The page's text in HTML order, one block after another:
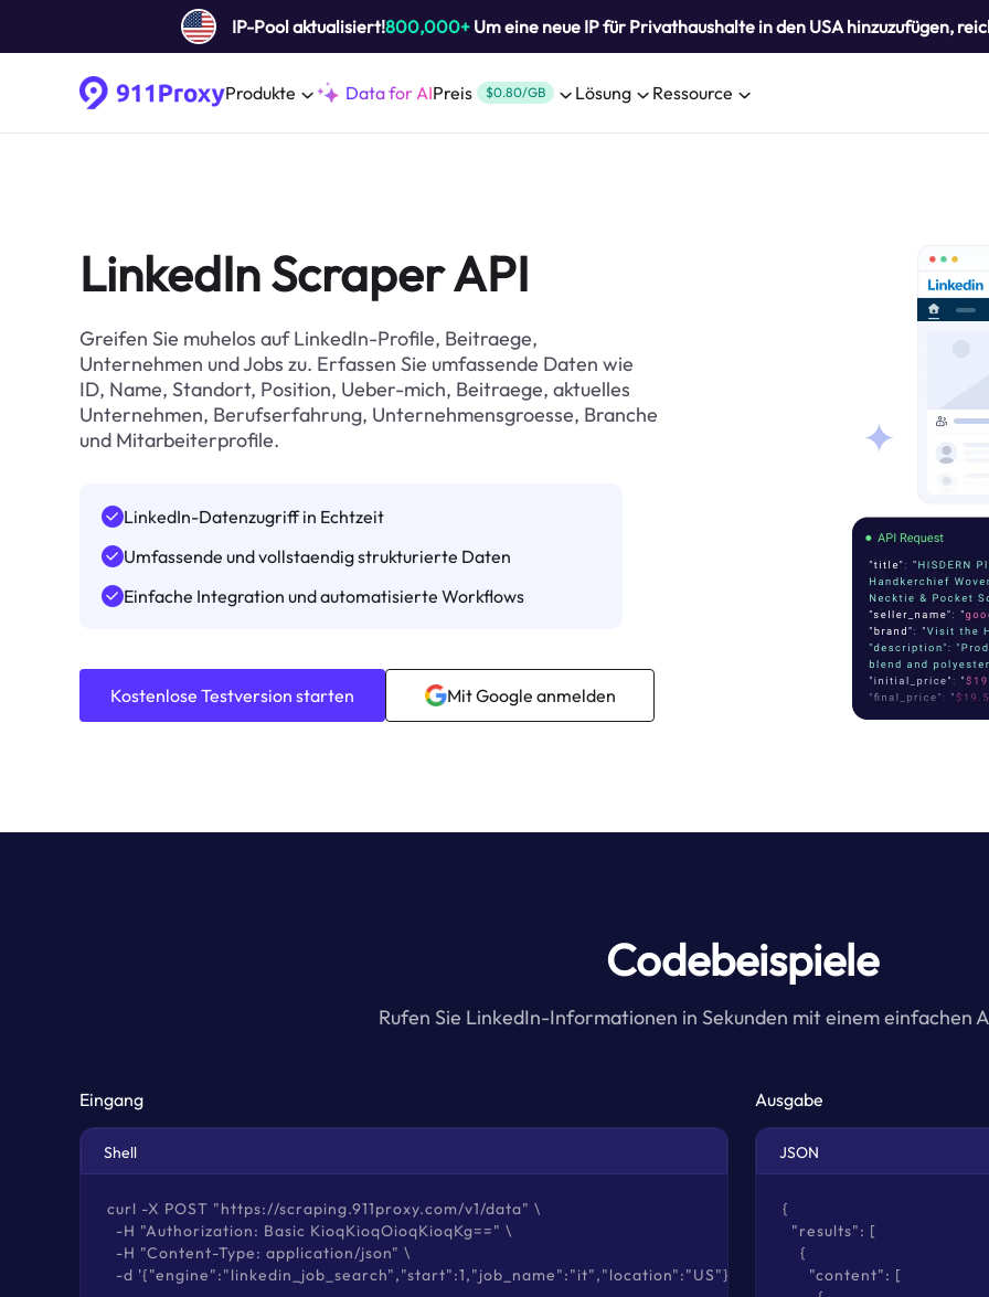
IP-Pool aktualisiert!800,000+Um eine neue IP für Privathaushalte in den USA hinzuzufügen,
Produkte Data for AIPreis $0.80/GB Lösung Ressource
LinkedIn Scraper API
Greifen Sie muhelos auf LinkedIn-Profile, Beitraege,
Unternehmen und Jobs zu. Erfassen Sie umfassende Daten wie
ID, Name, Standort, Position, Ueber-mich, Beitraege, aktuelles
Unternehmen, Berufserfahrung, Unternehmensgroesse, Branche
und Mitarbeiterprofile.
LinkedIn-Datenzugriff in Echtzeit
Umfassende und vollstaendig strukturierte Daten
Einfache Integration und automatisierte Workflows
Kostenlose Testversion starten Mit Google anmelden
Codebeispiele
Rufen Sie LinkedIn-Informationen in Sekunden mit einem einfachen
Eingang
Shell
curl -X POST "https://scraping.911proxy.com/v1/data" \
  -H "Authorization: Basic KioqKioqOioqKioqKg==" \
  -H "Content-Type: application/json" \
  -d '{"engine":"linkedin_job_search","start":1,"job_name":"it","location":"US"}'
Ausgabe
JSON
{
  "results": [
    {
      "content": [